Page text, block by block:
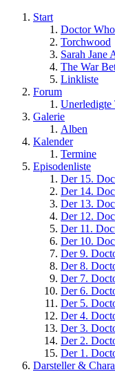
Start
Doctor Who
Torchwood
Sarah Jane
The War
Linkliste
Forum
Unerledigte
Galerie
Alben
Kalender
Termine
Episodenliste
Der 15.
Der 14.
Der 13.
Der 12.
Der 11.
Der 10.
Der 9.
Der 8.
Der 7.
Der 6.
Der 5.
Der 4.
Der 3.
Der 2.
Der 1.
Darsteller &